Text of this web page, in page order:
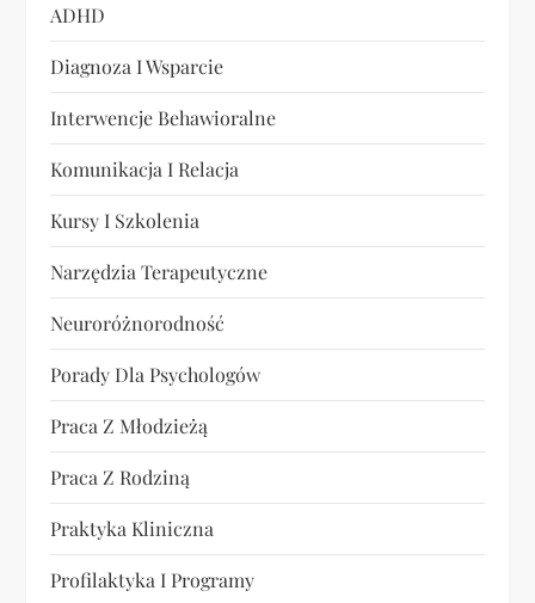
u
ADHD
Diagnoza I Wsparcie
Interwencje Behawioralne
Komunikacja I Relacja
Kursy I Szkolenia
Narzędzia Terapeutyczne
Neuroróżnorodność
Porady Dla Psychologów
Praca Z Młodzieżą
Praca Z Rodziną
Praktyka Kliniczna
Profilaktyka I Programy